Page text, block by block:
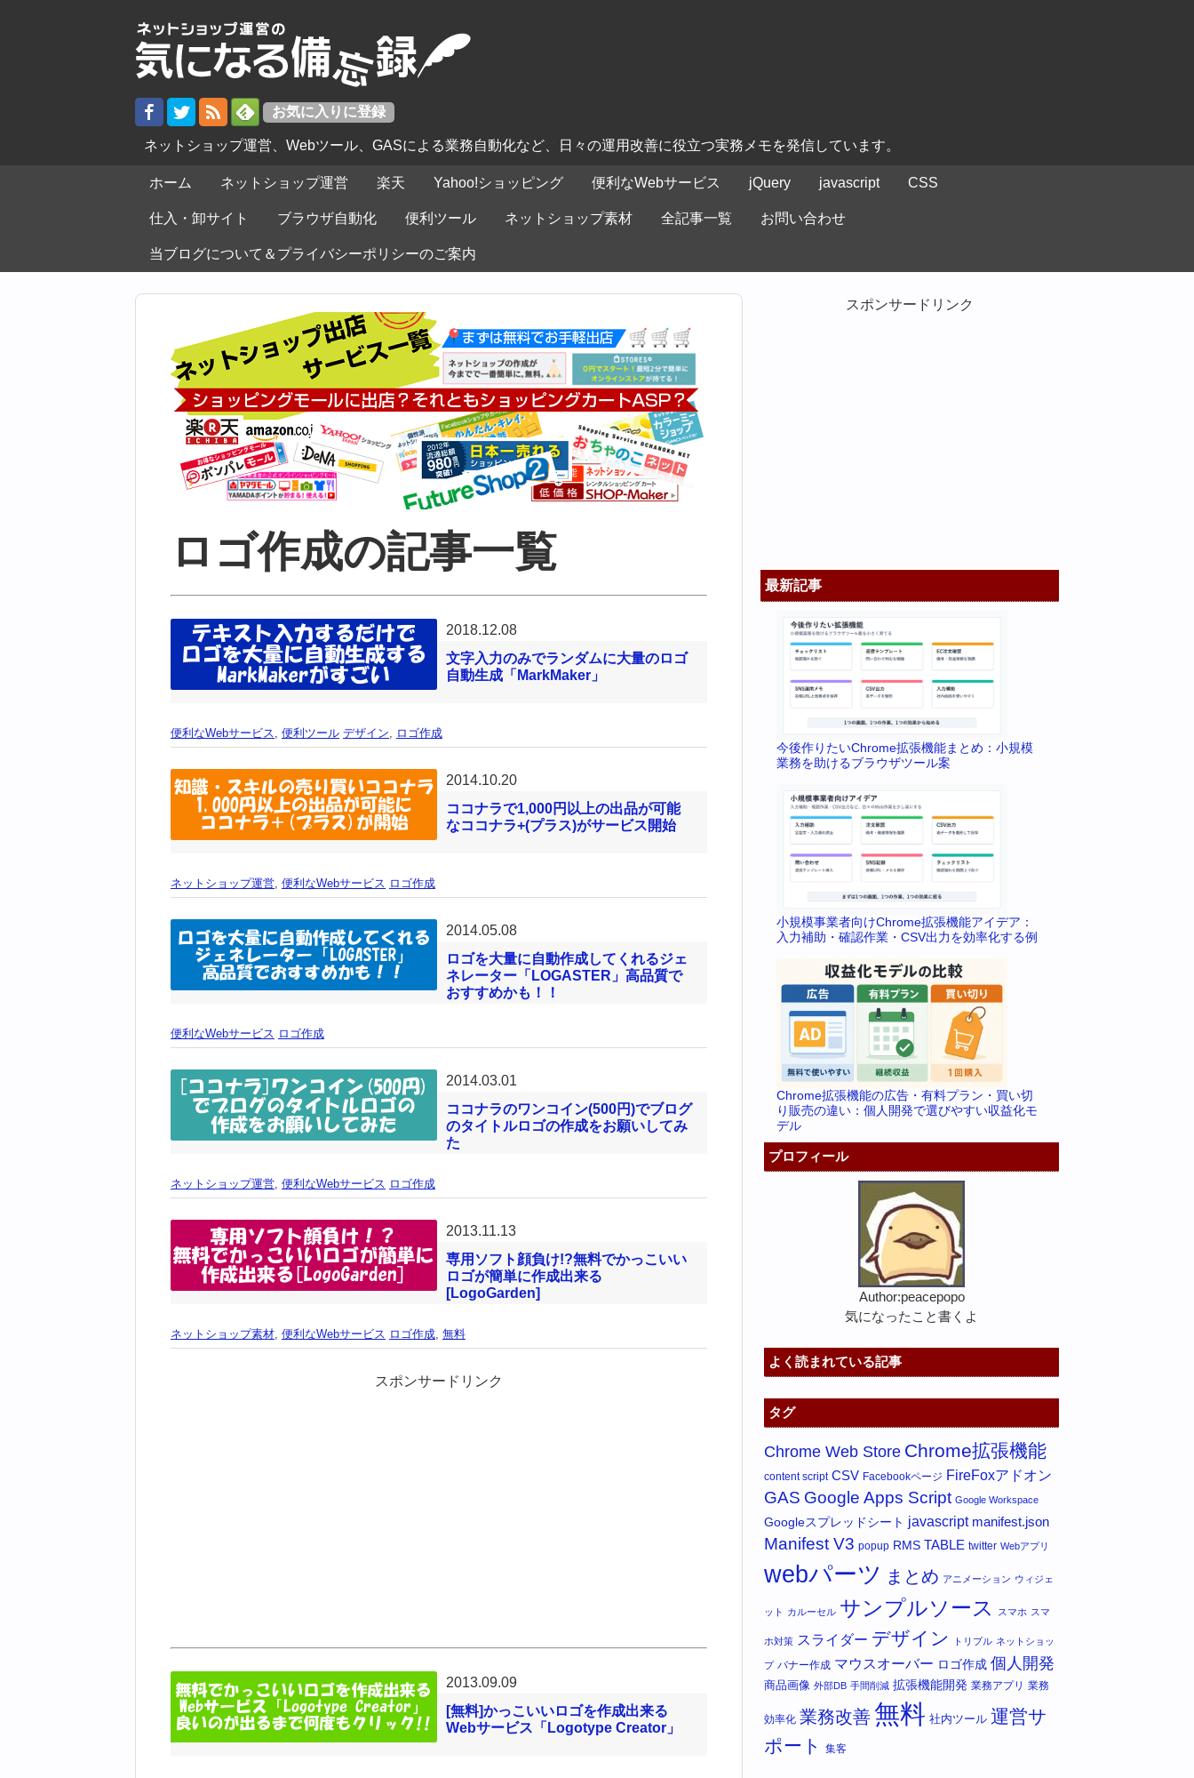
ネットショップ運営、Webツール、GASによる業務自動化など、日々の運用改善に役立つ実務メモを発信しています。
ホーム ネットショップ運営 楽天 Yahoo!ショッピング 便利なWebサービス jQuery javascript CSS
仕入・卸サイト ブラウザ自動化 便利ツール ネットショップ素材 全記事一覧 お問い合わせ
当ブログについて＆プライバシーポリシーのご案内
ロゴ作成の記事一覧
2018.12.08
文字入力のみでランダムに大量のロゴ
自動生成「MarkMaker」
便利なWebサービス, 便利ツール デザイン, ロゴ作成
2014.10.20
ココナラで1,000円以上の出品が可能
なココナラ+(プラス)がサービス開始
ネットショップ運営, 便利なWebサービス ロゴ作成
2014.05.08
ロゴを大量に自動作成してくれるジェ
ネレーター「LOGASTER」高品質で
おすすめかも！！
便利なWebサービス ロゴ作成
2014.03.01
ココナラのワンコイン(500円)でブログ
のタイトルロゴの作成をお願いしてみ
た
ネットショップ運営, 便利なWebサービス ロゴ作成
2013.11.13
専用ソフト顔負け!?無料でかっこいい
ロゴが簡単に作成出来る
[LogoGarden]
ネットショップ素材, 便利なWebサービス ロゴ作成, 無料
スポンサードリンク
2013.09.09
[無料]かっこいいロゴを作成出来る
Webサービス「Logotype Creator」
スポンサードリンク
最新記事
今後作りたいChrome拡張機能まとめ：小規模
業務を助けるブラウザツール案
小規模事業者向けChrome拡張機能アイデア：
入力補助・確認作業・CSV出力を効率化する例
Chrome拡張機能の広告・有料プラン・買い切
り販売の違い：個人開発で選びやすい収益化モ
デル
プロフィール
Author:peacepopo
気になったこと書くよ
よく読まれている記事
タグ
Chrome Web Store Chrome拡張機能
content script CSV Facebookページ FireFoxアドオン
GAS Google Apps Script Google Workspace
Googleスプレッドシート javascript manifest.json
Manifest V3 popup RMS TABLE twitter Webアプリ
webパーツ まとめ アニメーション ウィジェ
ット カルーセル サンプルソース スマホ スマ
ホ対策 スライダー デザイン トリプル ネットショッ
プ バナー作成 マウスオーバー ロゴ作成 個人開発
商品画像 外部DB 手間削減 拡張機能開発 業務アプリ 業務
効率化 業務改善無料 社内ツール 運営サ
ポート
集客